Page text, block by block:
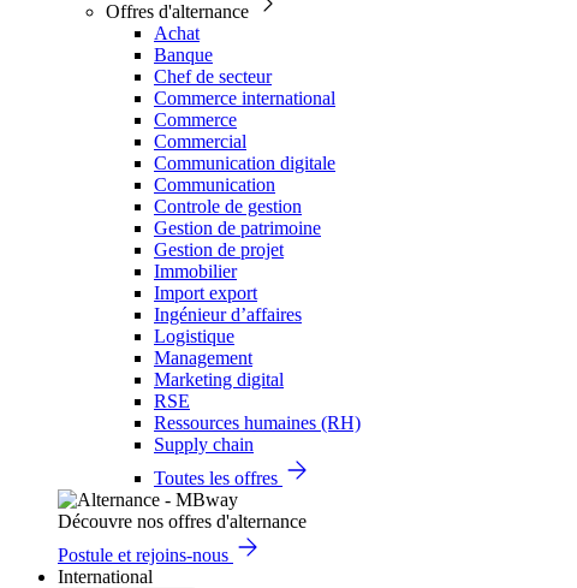
Offres d'alternance
Achat
Banque
Chef de secteur
Commerce international
Commerce
Commercial
Communication digitale
Communication
Controle de gestion
Gestion de patrimoine
Gestion de projet
Immobilier
Import export
Ingénieur d’affaires
Logistique
Management
Marketing digital
RSE
Ressources humaines (RH)
Supply chain
Toutes les offres
Découvre nos offres d'alternance
Postule et rejoins-nous
International